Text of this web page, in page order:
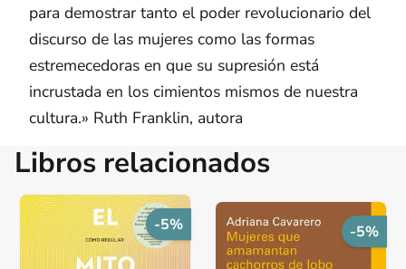
para demostrar tanto el poder revolucionario del
discurso de las mujeres como las formas
estremecedoras en que su supresión está
incrustada en los cimientos mismos de nuestra
cultura.» Ruth Franklin, autora
Libros relacionados
-5% -5%